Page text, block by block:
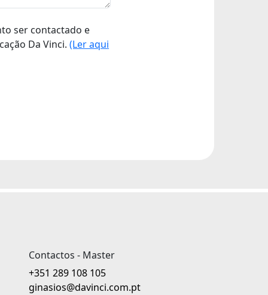
ser contactado e
Da Vinci.(Ler aqui
Contactos - Master
+351 289 108 105
ginasios@davinci.com.pt